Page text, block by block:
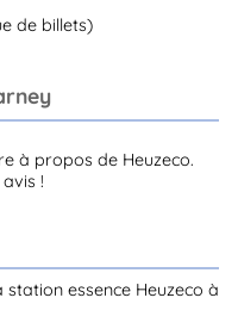
de billets)
à propos de Heuzeco.
!
essence Heuzeco à